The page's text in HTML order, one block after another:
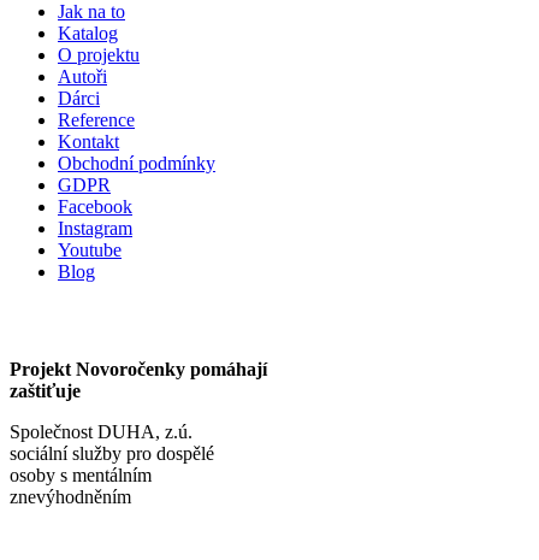
Jak na to
Katalog
O projektu
Autoři
Dárci
Reference
Kontakt
Obchodní podmínky
GDPR
Facebook
Instagram
Youtube
Blog
Projekt Novoročenky pomáhají
zaštiťuje
Společnost DUHA, z.ú.
sociální služby pro dospělé
osoby s mentálním
znevýhodněním